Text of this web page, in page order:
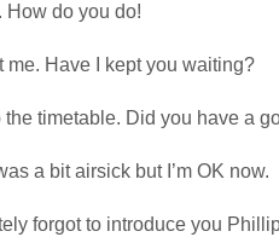
How do you do!
me. Have I kept you waiting?
timetable. Did you have a
a bit airsick but I’m OK now.
forgot to introduce you